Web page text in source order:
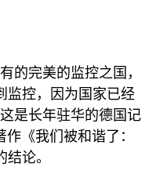
的完美的监控之国，
监控，因为国家已经
是长年驻华的德国记
作《我们被和谐了：
论。